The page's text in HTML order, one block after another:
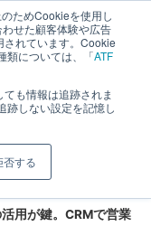
ためCookieを使用し
せた顧客体験や広告
されています。Cookie
類については、「ATF
も情報は追跡されま
跡しない設定を記憶し
否する
ィングFIRM
が鍵。CRM
？
用が鍵。CRMで営業